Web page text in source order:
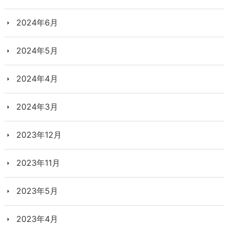
2024年6月
2024年5月
2024年4月
2024年3月
2023年12月
2023年11月
2023年5月
2023年4月